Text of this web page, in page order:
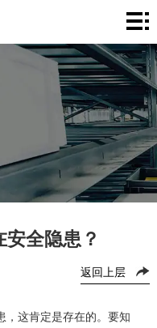
全隐患？
返回上层
，这肯定是存在的。要知